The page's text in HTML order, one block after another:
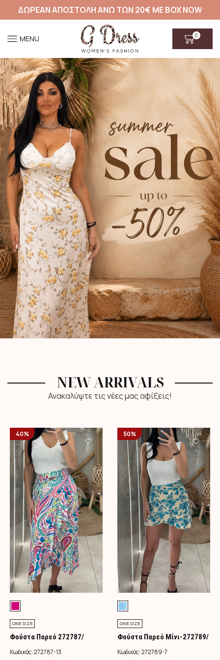
ΔΩΡΕΑΝ ΑΠΟΣΤΟΛΗ ΑΝΩ ΤΩΝ 20€ ΜΕ BOX NOW
MENU 0
NEW ARRIVALS
Ανακαλύψτε τις νέες μας αφίξεις!
40%
ONE SIZE
Φούστα Παρεό 272787/
Φούξια
Κωδικός:272787-13
50%
ONE SIZE
Φούστα Παρεό Μίνι-272789/
Τιρκουάζ
Κωδικός:272789-7